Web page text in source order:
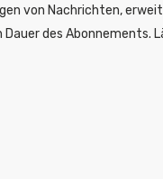
von Nachrichten,
des Abonnements.